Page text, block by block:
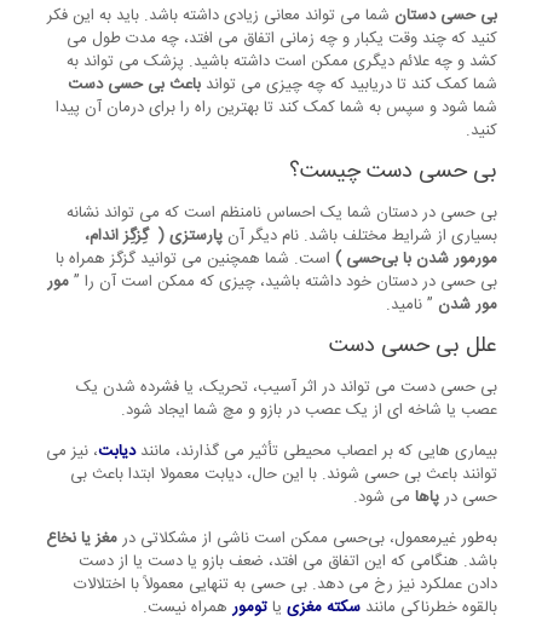
بی حسی دستان شما می تواند معانی زیادی داشته باشد. باید به این فکر
کنید که چند وقت یکبار و چه زمانی اتفاق می افتد، چه مدت طول می
کشد و چه علائم دیگری ممکن است داشته باشید. پزشک می تواند به
شما کمک کند تا دریابید که چه چیزی می تواند باعث بی حسی دست
شما شود و سپس به شما کمک کند تا بهترین راه را برای درمان آن پیدا
کنید.
بی حسی دست چیست؟
بی حسی در دستان شما یک احساس نامنظم است که می تواند نشانه
بسیاری از شرایط مختلف باشد. نام دیگر آن پارستزی ( گِزگِز اندام،
مورمور شدن با بی‌حسی )است. شما همچنین می توانید گزگز همراه با
بی حسی در دستان خود داشته باشید، چیزی که ممکن است آن را ”مور
مور شدن ” نامید.
علل بی حسی دست
بی حسی دست می تواند در اثر آسیب، تحریک، یا فشرده شدن یک
عصب یا شاخه ای از یک عصب در بازو و مچ شما ایجاد شود.
بیماری هایی که بر اعصاب محیطی تأثیر می گذارند، ماننددیابت، نیز می
توانند باعث بی حسی شوند. با این حال، دیابت معمولا ابتدا باعث بی
حسی درپاهامی شود.
به‌طور غیرمعمول، بی‌حسی ممکن است ناشی از مشکلاتی درمغز یا نخاع
باشد. هنگامی که این اتفاق می افتد، ضعف بازو یا دست یا از دست
دادن عملکرد نیز رخ می دهد. بی حسی به تنهایی معمولاً با اختلالات
بالقوه خطرناکی مانند سکته مغزییاتومورهمراه نیست.